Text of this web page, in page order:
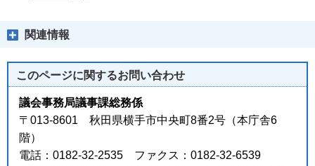
関連情報
このページに関するお問い合わせ
議会事務局議事課総務係
〒013-8601 秋田県横手市中央町8番2号（本庁舎6
階）
電話：0182-32-2535 ファクス：0182-32-6539